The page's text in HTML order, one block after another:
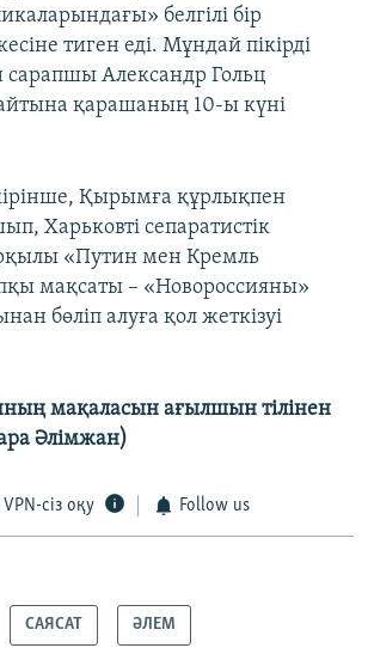
белгілі бір
тиген еді. Мұндай пікірді
сарапшы Александр Гольц
қарашаның 10-ы күні
Қырымға құрлықпен
Харьковті сепаратистік
«Путин мен Кремль
мақсаты – «Новороссияны»
бөліп алуға қол жеткізуі
мақаласын ағылшын тілінен
Әлімжан)
VPN-сіз оқу Follow us
САЯСАТ ӘЛЕМ